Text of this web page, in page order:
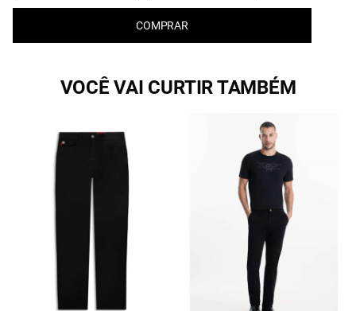
COMPRAR
VOCÊ VAI CURTIR TAMBÉM